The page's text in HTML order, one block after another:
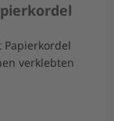
Papierkordel
verklebten